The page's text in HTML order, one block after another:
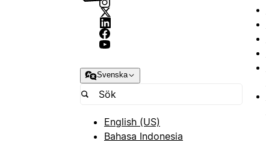
Svenska
English (US)
Bahasa Indonesia